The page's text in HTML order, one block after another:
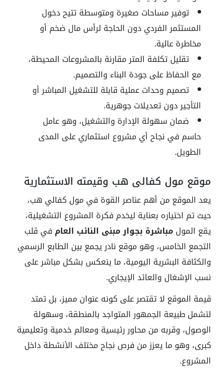
توفير مساحات صغيرة ومتوسطة تتيح دخول
المستثمر الفردي دون الحاجة لرأس مال ضخم أو
مخاطرة عالية.
تقليل تكلفة المتر مقارنة بالمشروعات المحيطة،
مع الحفاظ على جودة البناء والتصميم.
تصميم وحدات عملية قابلة للتشغيل المباشر أو
التأجير دون تعديلات جوهرية.
ضمان سهولة الإدارة والتشغيل، وهو عامل
حاسم في نجاح أي مشروع استثماري على المدى
الطويل.
موقع مول كفالي هب وقيمته الاستثمارية
يعد الموقع من أهم عناصر القوة في مول كفالي هب،
حيث تم اختياره بعناية ليخدم فكرة المشروع التشغيلية،
يقع المولمباشرة بجوار مبنى النائب العام في قلب
التجمع الخامس، وهو موقع نادر يجمع بين الطابع الرسمي
والكثافة البشرية اليومية، ما ينعكس بشكل مباشر على
نسب الإشغال والعائد الإيجاري.
قيمة الموقع لا تقتصر على كونه عنوان مميز، بل تمتد
لتشمل طبيعة الجمهور المتواجد بالمنطقة، وسهولة
الوصول، وقربه من محاور رئيسية ومعالم خدمية وتعليمية
كبرى، وهو ما يعزز من فرص نجاح مختلف الأنشطة داخل
المشروع.